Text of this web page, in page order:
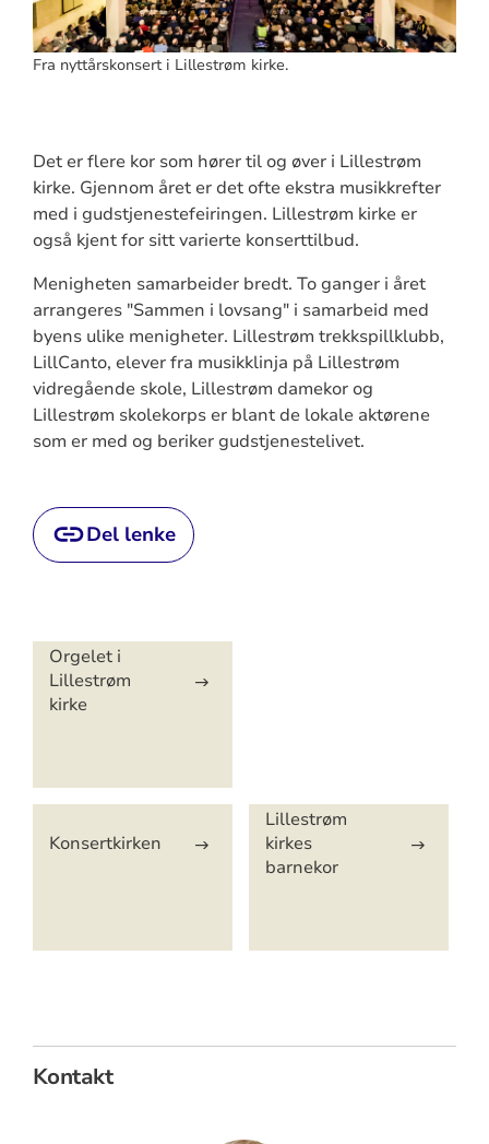
Fra nyttårskonsert i Lillestrøm kirke.
Det er flere kor som hører til og øver i Lillestrøm
kirke. Gjennom året er det ofte ekstra musikkrefter
med i gudstjenestefeiringen. Lillestrøm kirke er
også kjent for sitt varierte konserttilbud.
Menigheten samarbeider bredt. To ganger i året
arrangeres "Sammen i lovsang" i samarbeid med
byens ulike menigheter. Lillestrøm trekkspillklubb,
LillCanto, elever fra musikklinja på Lillestrøm
vidregående skole, Lillestrøm damekor og
Lillestrøm skolekorps er blant de lokale aktørene
som er med og beriker gudstjenestelivet.
Del lenke
Artikkelsnarveger
Orgelet i
Lillestrøm
kirke
Konsertkirken
Lillestrøm
kirkes
barnekor
Kontakt